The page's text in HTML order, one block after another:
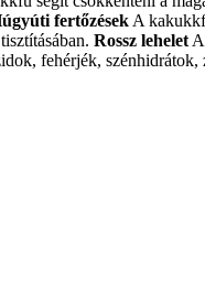
fertőzések A
Rossz lehelet
fehérjék,